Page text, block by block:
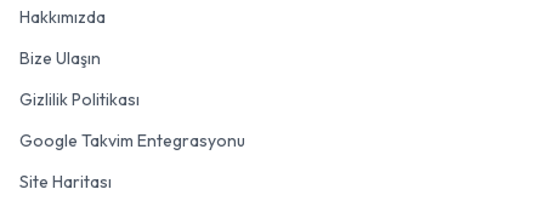
Hakkımızda
Bize Ulaşın
Gizlilik Politikası
Google Takvim Entegrasyonu
Site Haritası